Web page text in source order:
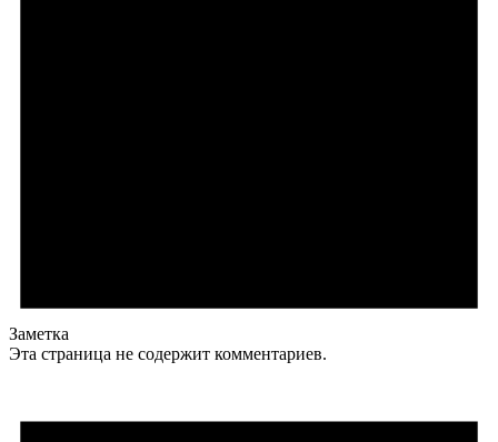
Заметка
Эта страница не содержит комментариев.